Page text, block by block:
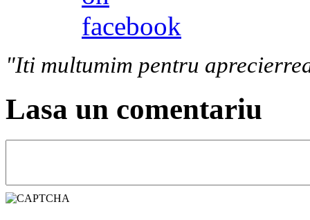
"Iti multumim pentru
Lasa un comentariu